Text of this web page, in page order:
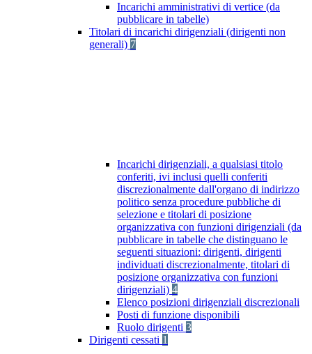
Incarichi amministrativi di vertice (da
pubblicare in tabelle)
Titolari di incarichi dirigenziali (dirigenti non
generali) 7
Incarichi dirigenziali, a qualsiasi titolo
conferiti, ivi inclusi quelli conferiti
discrezionalmente dall'organo di indirizzo
politico senza procedure pubbliche di
selezione e titolari di posizione
organizzativa con funzioni dirigenziali (da
pubblicare in tabelle che distinguano le
seguenti situazioni: dirigenti, dirigenti
individuati discrezionalmente, titolari di
posizione organizzativa con funzioni
dirigenziali) 4
Elenco posizioni dirigenziali discrezionali
Posti di funzione disponibili
Ruolo dirigenti 3
Dirigenti cessati 1